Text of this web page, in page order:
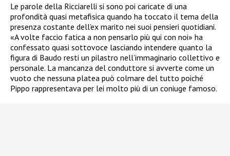
Le parole della Ricciarelli si sono poi caricate di una
profondità quasi metafisica quando ha toccato il tema della
presenza costante dell’ex marito nei suoi pensieri quotidiani.
«A volte faccio fatica a non pensarlo più qui con noi» ha
confessato quasi sottovoce lasciando intendere quanto la
figura di Baudo resti un pilastro nell’immaginario collettivo e
personale. La mancanza del conduttore si avverte come un
vuoto che nessuna platea può colmare del tutto poiché
Pippo rappresentava per lei molto più di un coniuge famoso.